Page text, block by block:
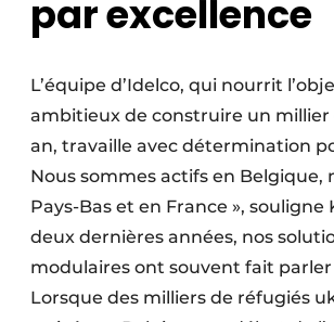
par excellence
L’équipe d’Idelco, qui nourrit
ambitieux de construire un millier
an, travaille avec détermination
Nous sommes actifs en Belgique,
Pays-Bas et en France », souligne
deux dernières années, nos
modulaires ont souvent fait parler
Lorsque des milliers de réfugiés